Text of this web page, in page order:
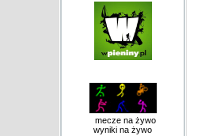
mecze na żywo
wyniki na żywo